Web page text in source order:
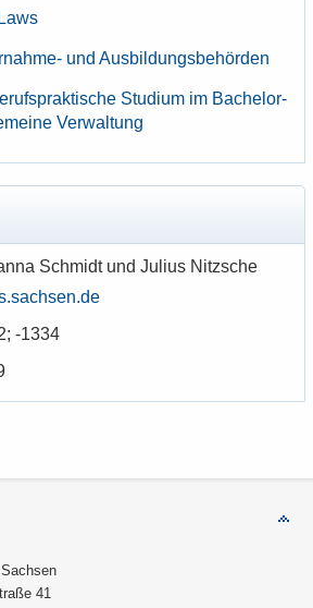
und Aus­bil­dungs­be­hör­den
Stu­di­um im Ba­che­lor­
Ver­wal­tung
Schmidt und Ju­li­us Nitz­sche
-1334
Sach­sen
41